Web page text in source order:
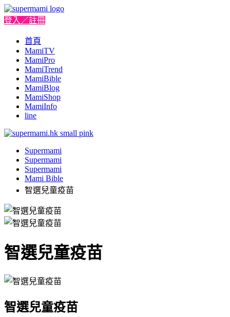
登入／註冊
首頁
MamiTV
MamiPro
MamiTrend
MamiBible
MamiBlog
MamiShop
MamiInfo
line
Supermami
Supermami
Supermami
Mami Bible
智選兒童疫苗
智選兒童疫苗
智選兒童疫苗